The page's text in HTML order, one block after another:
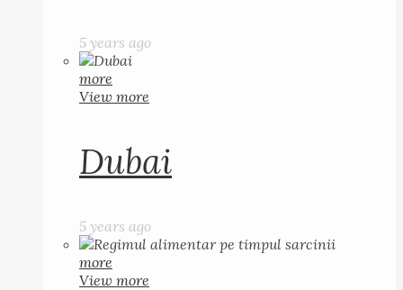
5 years ago
more
View more
Dubai
5 years ago
more
View more